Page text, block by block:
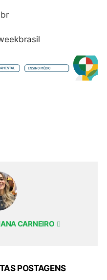
CARNEIRO
POSTAGENS